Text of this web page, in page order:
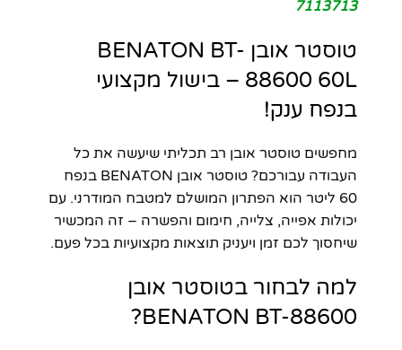
7113713
טוסטר אובן BENATON BT-
88600 60L – בישול מקצועי
בנפח ענק!
מחפשים טוסטר אובן רב תכליתי שיעשה את כל
העבודה עבורכם? טוסטר אובן BENATON בנפח
60 ליטר הוא הפתרון המושלם למטבח המודרני. עם
יכולות אפייה, צלייה, חימום והפשרה – זה המכשיר
שיחסוך לכם זמן ויעניק תוצאות מקצועיות בכל פעם.
למה לבחור בטוסטר אובן
BENATON BT-88600?